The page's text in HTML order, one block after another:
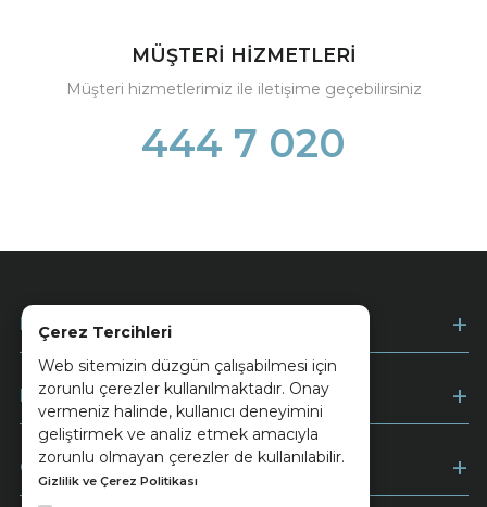
Çerez Tercihleri
Web sitemizin düzgün çalışabilmesi için
zorunlu çerezler kullanılmaktadır. Onay
vermeniz halinde, kullanıcı deneyimini
geliştirmek ve analiz etmek amacıyla
zorunlu olmayan çerezler de kullanılabilir.
Gizlilik ve Çerez Politikası
MÜŞTERİ HİZMETLERİ
Müşteri hizmetlerimiz ile iletişime geçebilirsiniz
444 7 020
Kurumsal
Müşteri Hizmetleri
Ödeme